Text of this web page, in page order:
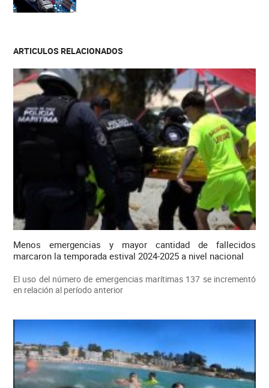
ARTICULOS RELACIONADOS
Menos emergencias y mayor cantidad de fallecidos
marcaron la temporada estival 2024-2025 a nivel nacional
El uso del número de emergencias marítimas 137 se incrementó
en relación al período anterior